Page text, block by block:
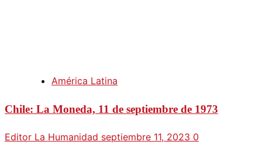
América Latina
Chile: La Moneda, 11 de septiembre de 1973
Editor La Humanidad septiembre 11, 2023 0